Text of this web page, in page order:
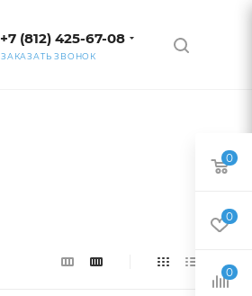
+7 (812) 425-67-08
ЗАКАЗАТЬ ЗВОНОК
0
0
0